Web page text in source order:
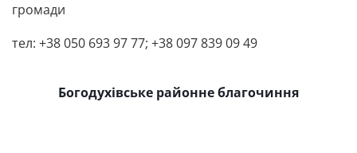
громади
тел: +38 050 693 97 77; +38 097 839 09 49
Богодухівське районне благочиння